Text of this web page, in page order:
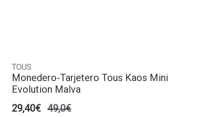
TOUS
Monedero-Tarjetero Tous Kaos Mini
Evolution Malva
29,40€ 49,0€